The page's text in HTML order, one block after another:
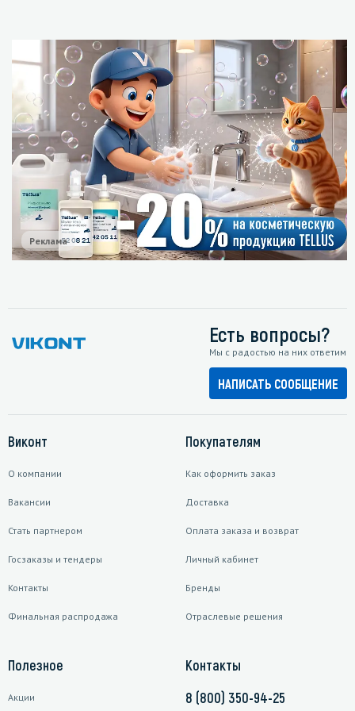
Реклама
Есть вопросы?
Мы с радостью на них ответим
НАПИСАТЬ СООБЩЕНИЕ
Виконт
О компании
Вакансии
Стать партнером
Госзаказы и тендеры
Контакты
Финальная распродажа
Покупателям
Как оформить заказ
Доставка
Оплата заказа и возврат
Личный кабинет
Бренды
Отраслевые решения
Полезное
Акции
Контакты
8 (800) 350-94-25